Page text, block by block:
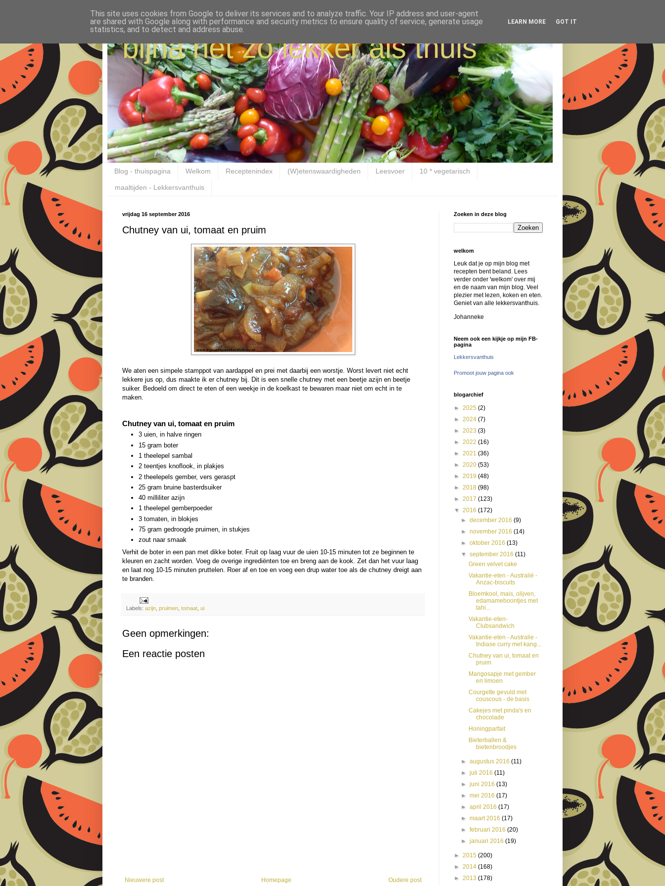
bijna net zo lekker als thuis
Blog - thuispagina Welkom Receptenindex (W)etenswaardigheden Leesvoer 10 * vegetarisch
maaltijden - Lekkersvanthuis
vrijdag 16 september 2016
Chutney van ui, tomaat en pruim
We aten een simpele stamppot van aardappel en prei met daarbij een worstje. Worst levert niet echt
lekkere jus op, dus maakte ik er chutney bij. Dit is een snelle chutney met een beetje azijn en beetje
suiker. Bedoeld om direct te eten of een weekje in de koelkast te bewaren maar niet om echt in te
maken.
Chutney van ui, tomaat en pruim
3 uien, in halve ringen
15 gram boter
1 theelepel sambal
2 teentjes knoflook, in plakjes
2 theelepels gember, vers geraspt
25 gram bruine basterdsuiker
40 milliliter azijn
1 theelepel gemberpoeder
3 tomaten, in blokjes
75 gram gedroogde pruimen, in stukjes
zout naar smaak
Verhit de boter in een pan met dikke boter. Fruit op laag vuur de uien 10-15 minuten tot ze beginnen te
kleuren en zacht worden. Voeg de overige ingrediënten toe en breng aan de kook. Zet dan het vuur laag
en laat nog 10-15 minuten pruttelen. Roer af en toe en voeg een drup water toe als de chutney dreigt aan
te branden.
Labels: azijn pruimen tomaat ui
Geen opmerkingen:
Een reactie posten
Nieuwere post Oudere post
Homepage
Zoeken in deze blog
welkom
Leuk dat je op mijn blog met
recepten bent beland. Lees
verder onder 'welkom' over mij
en de naam van mijn blog. Veel
plezier met lezen, koken en eten.
Geniet van alle lekkersvanthuis.
Johanneke
Neem ook een kijkje op mijn FB-
pagina
Lekkersvanthuis
Promoot jouw pagina ook
blogarchief
► 2025 (2)
► 2024 (7)
► 2023 (3)
► 2022 (16)
► 2021 (36)
► 2020 (53)
► 2019 (48)
► 2018 (98)
► 2017 (123)
▼ 2016 (172)
►december 2016(9)
►november 2016(14)
►oktober 2016(13)
▼september 2016(11)
Green velvet cake
Vakantie-eten - Australië -
Anzac-biscuits
Bloemkool, mais, olijven,
edamameboontjes met
tahi...
Vakantie-eten-
Clubsandwich
Vakantie-eten - Australie -
Indiase curry met kang...
Chutney van ui, tomaat en
pruim
Mangosapje met gember
en limoen
Courgette gevuld met
couscous - de basis
Cakejes met pinda's en
chocolade
Honingparfait
Bieterballen &
bietenbroodjes
►augustus 2016(11)
►juli 2016(11)
►juni 2016(13)
►mei 2016(17)
►april 2016(17)
►maart 2016(17)
►februari 2016(20)
►januari 2016(19)
► 2015 (200)
► 2014 (168)
► 2013 (178)
This site uses cookies from Google to deliver its services and to analyze traffic. Your IP address and user-agent
are shared with Google along with performance and security metrics to ensure quality of service, generate usage
statistics, and to detect and address abuse.
LEARN MORE GOT IT